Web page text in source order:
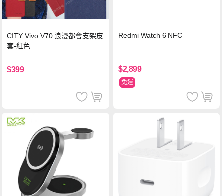
CITY Vivo V70 浪漫都會支架皮
套-紅色
$399
Redmi Watch 6 NFC
$2,899
免運